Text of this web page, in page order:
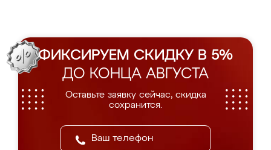
ФИКСИРУЕМ СКИДКУ В 5%
ДО КОНЦА АВГУСТА
Оставьте заявку сейчас, скидка
сохранится.